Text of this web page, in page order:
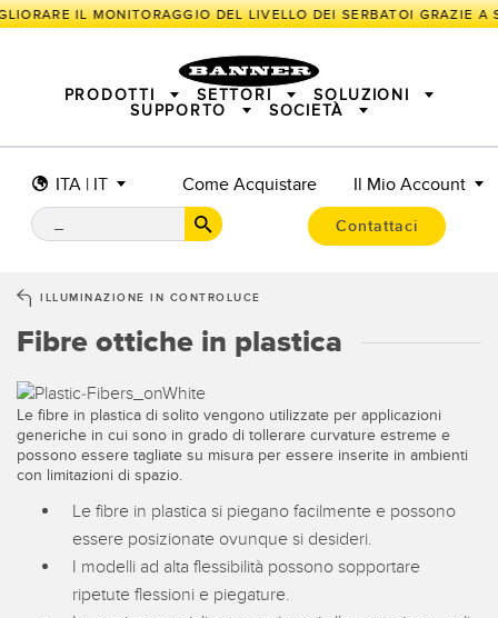
IL MONITORAGGIO DEL LIVELLO DEI SERBATOI GRAZIE A
ITA | IT Come Acquistare Il Mio Account
Contattaci
PRODOTTI
SENSORI
SOLUZIONI DI MISURA
ILLUMINATORI E INDICATORI
SICUREZZA DELLE MACCHINE
INDUSTRIALE
CONNECTIVITY
SOLUZIONI PER IL MONITORAGGIO
SNAP SIGNAL
NUOVI PRODOTTI
ACCESSORI
SOFTWARE
TECNOLOGIE
SENSORI
Sensori fotoelettrici
SETTORI SOLUZIONI
IIOT E LA FABBRICA INTELLIGENTE
SENSORI INTELLIGENTI
PROTEZIONE DI MACCHINARI
ILLUMINAZIONE INDUSTRIALE
MISURAZIONE E ISPEZIONE
CONTROLLO QUALITÀ
RILEVAMENTO VEICOLI
MANUTENZIONE PREDITTIVA
APPLICAZIONI RADAR
IIOT E LA FABBRICA
INTELLIGENTE
Protocolli di comunicazione industriali
Manutenzione predittiva
SUPPORTO SOCIETÀ
ILLUMINAZIONE IN CONTROLUCE
Fibre ottiche in plastica
Le fibre in plastica di solito vengono utilizzate per applicazioni
generiche in cui sono in grado di tollerare curvature estreme e
possono essere tagliate su misura per essere inserite in ambienti
con limitazioni di spazio.
Le fibre in plastica si piegano facilmente e possono
essere posizionate ovunque si desideri.
I modelli ad alta flessibilità possono sopportare
ripetute flessioni e piegature.